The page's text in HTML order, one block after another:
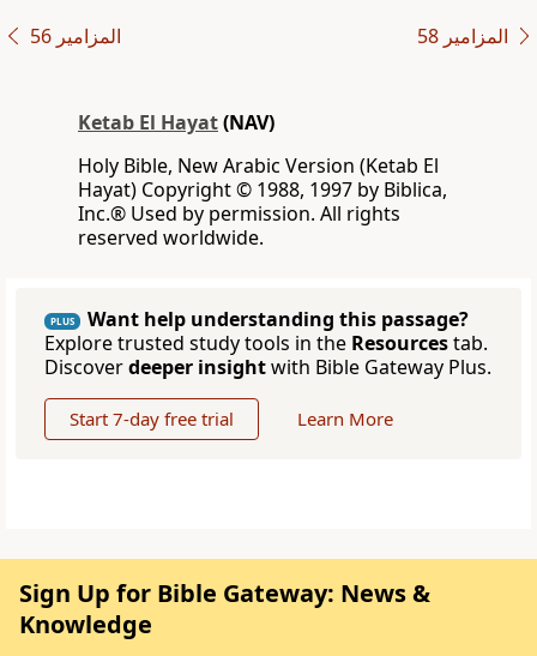
ﺍﻟﻤﺰﺍﻣﻴﺮ 56 ﺍﻟﻤﺰﺍﻣﻴﺮ 58
Ketab El Hayat(NAV)
Holy Bible, New Arabic Version (Ketab El
Hayat) Copyright © 1988, 1997 by Biblica,
Inc.® Used by permission. All rights
reserved worldwide.
PLUS
Want help understanding this passage?
Explore trusted study tools in the Resourcestab.
Discoverdeeper insightwith Bible Gateway Plus.
Start 7-day free trial Learn More
Sign Up for Bible Gateway: News &
Knowledge